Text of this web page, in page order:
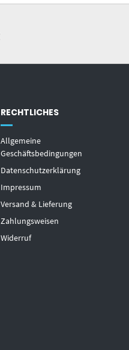
RECHTLICHES
Allgemeine
Geschäftsbedingungen
Datenschutzerklärung
Impressum
Versand & Lieferung
Zahlungsweisen
Widerruf